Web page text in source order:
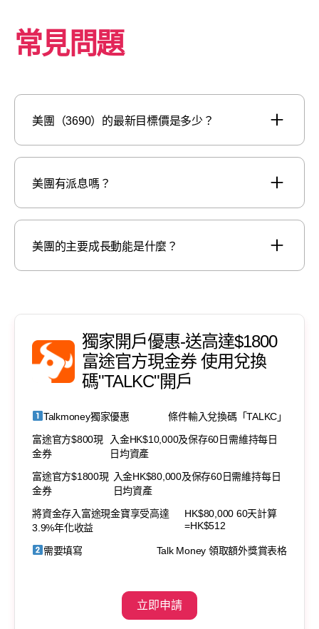
常見問題
美團（3690）的最新目標價是多少？
美團有派息嗎？
美團的主要成長動能是什麼？
獨家開戶優惠-送高達$1800
富途官方現金券 使用兌換
碼"TALKC"開戶
Talkmoney獨家優惠
條件輸入兌換碼「TALKC」
富途官方$800現
金券
入金HK$10,000及保存60日需維持每日
日均資產
富途官方$1800現
金券
入金HK$80,000及保存60日需維持每日
日均資產
將資金存入富途現金寶享受高達
3.9%年化收益
HK$80,000 60天計算
=HK$512
需要填寫 Talk Money 領取額外獎賞表格
立即申請